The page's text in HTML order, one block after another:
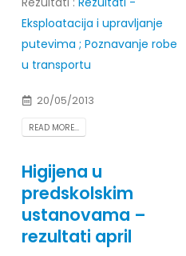
Eksploatacija i upravljanje
putevima ; Poznavanje robe
u transportu
20/05/2013
READ MORE...
Higijena u
predskolskim
ustanovama –
rezultati april
Galić – rezultati ispita
Sadadinović – rezultati
Avdić – rezultati ispita